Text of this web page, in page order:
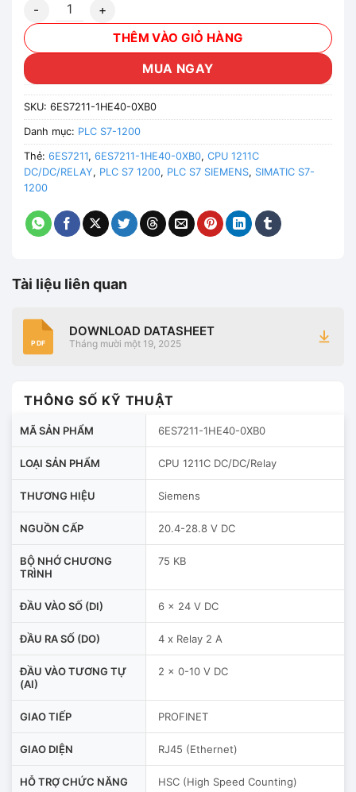
6ES7211-1HE40-0XB0 - PLC S7-1200, CPU 1211C DC/DC/
THÊM VÀO GIỎ HÀNG
MUA NGAY
SKU: 6ES7211-1HE40-0XB0
Danh mục: PLC S7-1200
Thẻ: 6ES7211, 6ES7211-1HE40-0XB0, CPU 1211C
DC/DC/RELAY, PLC S7 1200, PLC S7 SIEMENS, SIMATIC S7-
1200
Tài liệu liên quan
PDF
DOWNLOAD DATASHEET
Tháng mười một 19, 2025
THÔNG SỐ KỸ THUẬT
MÃ SẢN PHẨM 6ES7211-1HE40-0XB0
LOẠI SẢN PHẨM CPU 1211C DC/DC/Relay
THƯƠNG HIỆU Siemens
NGUỒN CẤP 20.4-28.8 V DC
BỘ NHỚ CHƯƠNG
TRÌNH
75 KB
ĐẦU VÀO SỐ (DI) 6 x 24 V DC
ĐẦU RA SỐ (DO) 4 x Relay 2 A
ĐẦU VÀO TƯƠNG TỰ
(AI)
2 x 0-10 V DC
GIAO TIẾP PROFINET
GIAO DIỆN RJ45 (Ethernet)
HỖ TRỢ CHỨC NĂNG HSC (High Speed Counting)